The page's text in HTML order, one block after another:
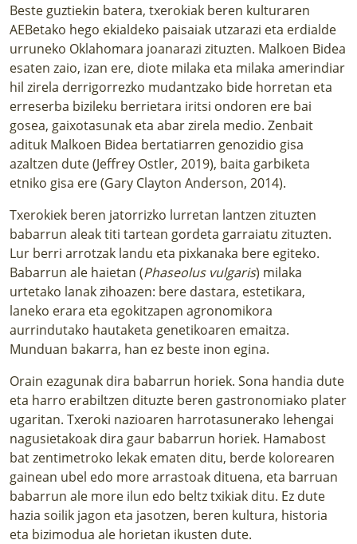
Beste guztiekin batera, txerokiak beren kulturaren
AEBetako hego ekialdeko paisaiak utzarazi eta erdialde
urruneko Oklahomara joanarazi zituzten. Malkoen Bidea
esaten zaio, izan ere, diote milaka eta milaka amerindiar
hil zirela derrigorrezko mudantzako bide horretan eta
erreserba bizileku berrietara iritsi ondoren ere bai
gosea, gaixotasunak eta abar zirela medio. Zenbait
adituk Malkoen Bidea bertatiarren genozidio gisa
azaltzen dute (Jeffrey Ostler, 2019), baita garbiketa
etniko gisa ere (Gary Clayton Anderson, 2014).
Txerokiek beren jatorrizko lurretan lantzen zituzten
babarrun aleak titi tartean gordeta garraiatu zituzten.
Lur berri arrotzak landu eta pixkanaka bere egiteko.
Babarrun ale haietan (Phaseolus vulgaris) milaka
urtetako lanak zihoazen: bere dastara, estetikara,
laneko erara eta egokitzapen agronomikora
aurrindutako hautaketa genetikoaren emaitza.
Munduan bakarra, han ez beste inon egina.
Orain ezagunak dira babarrun horiek. Sona handia dute
eta harro erabiltzen dituzte beren gastronomiako plater
ugaritan. Txeroki nazioaren harrotasunerako lehengai
nagusietakoak dira gaur babarrun horiek. Hamabost
bat zentimetroko lekak ematen ditu, berde kolorearen
gainean ubel edo more arrastoak dituena, eta barruan
babarrun ale more ilun edo beltz txikiak ditu. Ez dute
hazia soilik jagon eta jasotzen, beren kultura, historia
eta bizimodua ale horietan ikusten dute.